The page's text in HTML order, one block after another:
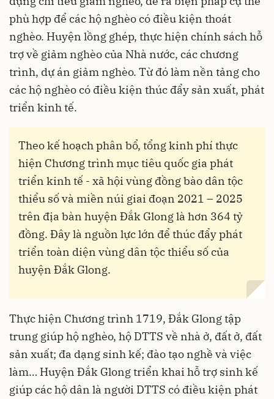
phù hợp để các hộ nghèo có điều kiện thoát
nghèo. Huyện lồng ghép, thực hiện chính sách hỗ
trợ về giảm nghèo của Nhà nước, các chương
trình, dự án giảm nghèo. Từ đó làm nền tảng cho
các hộ nghèo có điều kiện thúc đẩy sản xuất, phát
triển kinh tế.
Theo kế hoạch phân bổ, tổng kinh phí thực
hiện Chương trình mục tiêu quốc gia phát
triển kinh tế - xã hội vùng đồng bào dân tộc
thiểu số và miền núi giai đoạn 2021 – 2025
trên địa bàn huyện Đắk Glong là hơn 364 tỷ
đồng. Đây là nguồn lực lớn để thúc đẩy phát
triển toàn diện vùng dân tộc thiểu số của
huyện Đắk Glong.
Thực hiện Chương trình 1719, Đắk Glong tập
trung giúp hộ nghèo, hộ DTTS về nhà ở, đất ở, đất
sản xuất; đa dạng sinh kế; đào tạo nghề và việc
làm… Huyện Đắk Glong triển khai hỗ trợ sinh kế
giúp các hộ dân là người DTTS có điều kiện phát